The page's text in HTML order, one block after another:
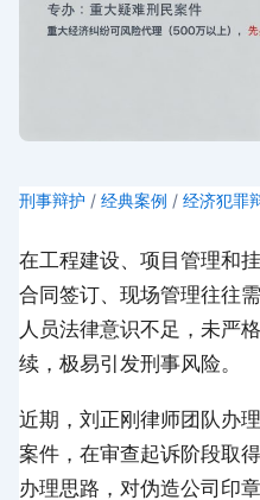
刑事辩护 / 经典案例 / 经济犯罪
在工程建设、项目管理和
合同签订、现场管理往往
人员法律意识不足，未严
续，极易引发刑事风险。
近期，刘正刚律师团队办
案件，在审查起诉阶段取
办理思路，对伪造公司印